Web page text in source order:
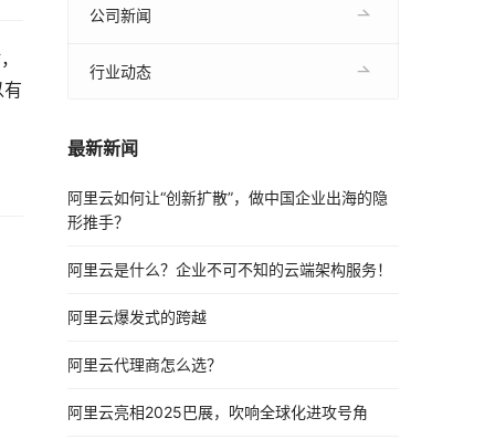
公司新闻
行业动态
最新新闻
阿里云如何让“创新扩散”，做中国企业出海的隐
形推手？
阿里云是什么？企业不可不知的云端架构服务！
阿里云爆发式的跨越
阿里云代理商怎么选？
阿里云亮相2025巴展，吹响全球化进攻号角